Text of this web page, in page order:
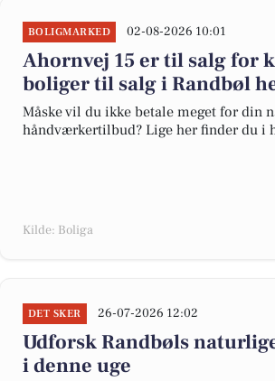
BOLIGMARKED 02-08-2026 10:01
Ahornvej 15 er til salg for
boliger til salg i Randbøl
Måske vil du ikke betale meget for din
håndværkertilbud? Lige her finder du i
Kilde: Boliga
DET SKER 26-07-2026 12:02
Udforsk Randbøls
i denne uge